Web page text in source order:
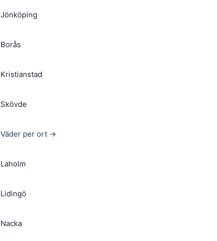
Jönköping
Borås
Kristianstad
Skövde
Väder per ort →
Laholm
Lidingö
Nacka